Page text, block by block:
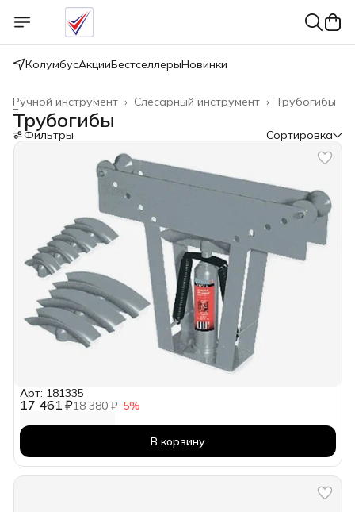
КолумбусАкцииБестселлерыНовинки
Трубогибы
Слесарный инструмент ›
Ручной инструмент ›
Главная
Трубогибы
Фильтры Сортировка
17 461 ₽18 380 ₽−5%
Арт: 181335
В корзину